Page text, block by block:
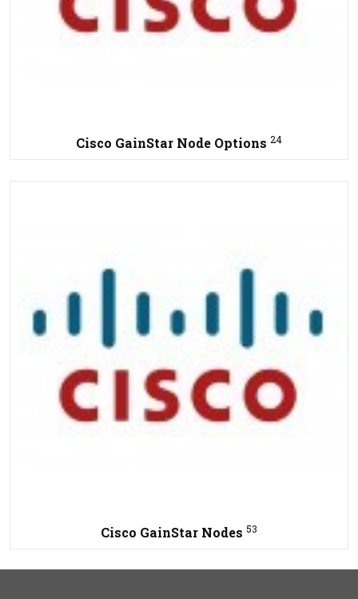
Cisco GainStar Node Options 24
Cisco GainStar Nodes 53